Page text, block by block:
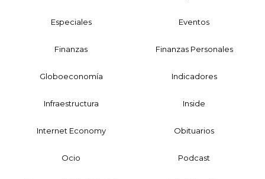
Especiales Eventos
Finanzas Finanzas Personales
Globoeconomía Indicadores
Infraestructura Inside
Internet Economy Obituarios
Ocio Podcast